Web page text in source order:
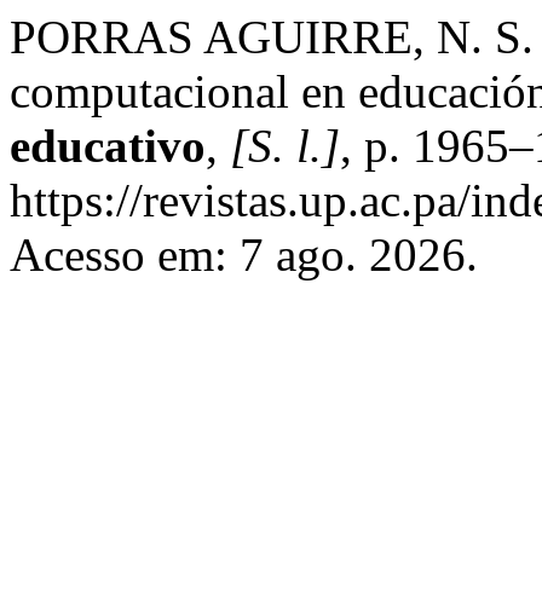
PORRAS AGUIRRE, N.
computacional en
educativo, [S. l.], p.
https://revistas.up.ac.pa/
Acesso em: 7 ago. 2026.